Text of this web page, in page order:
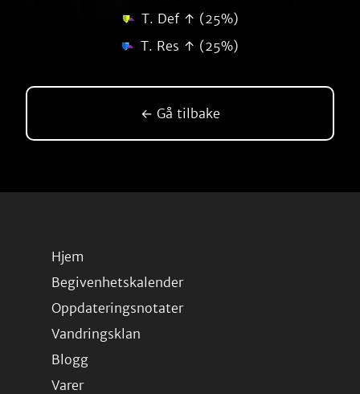
T. Def ↑ (25%)
T. Res ↑ (25%)
← Gå tilbake
Hjem
Begivenhetskalender
Oppdateringsnotater
Vandringsklan
Blogg
Varer